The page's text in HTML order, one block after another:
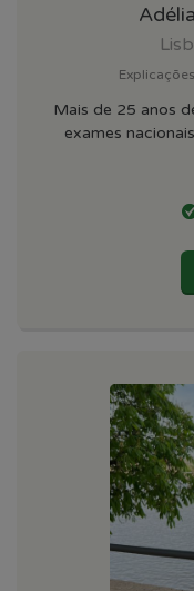
Mais de 25 anos
exames